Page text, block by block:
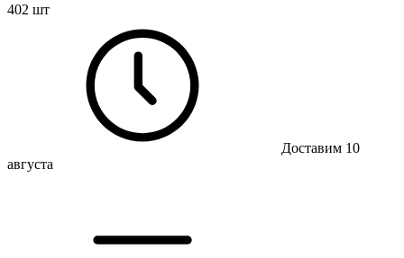
402 шт
Доставим 10
августа